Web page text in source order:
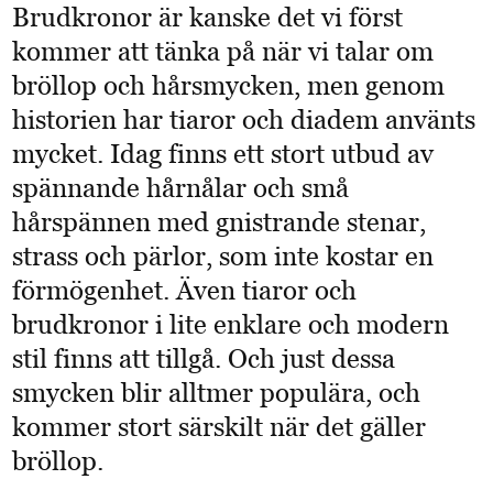
Brudkronor är kanske det vi först
kommer att tänka på när vi talar om
bröllop och hårsmycken, men genom
historien har tiaror och diadem använts
mycket. Idag finns ett stort utbud av
spännande hårnålar och små
hårspännen med gnistrande stenar,
strass och pärlor, som inte kostar en
förmögenhet. Även tiaror och
brudkronor i lite enklare och modern
stil finns att tillgå. Och just dessa
smycken blir alltmer populära, och
kommer stort särskilt när det gäller
bröllop.